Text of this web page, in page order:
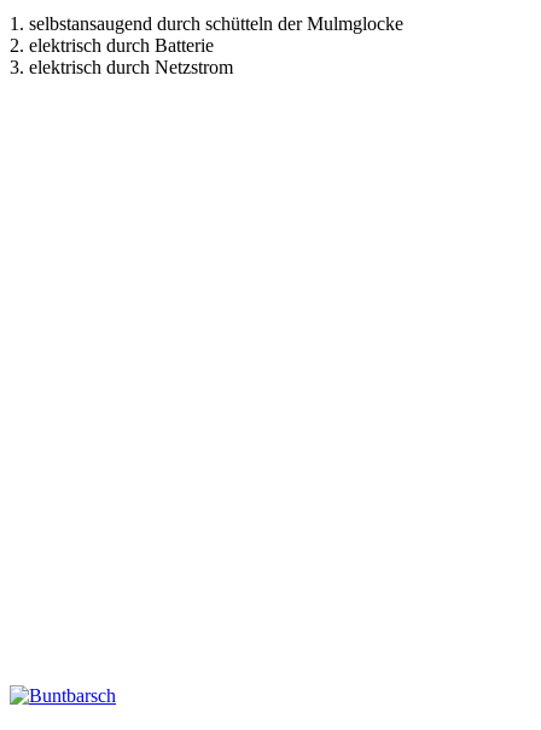
1. selbstansaugend durch schütteln der Mulmglocke
2. elektrisch durch Batterie
3. elektrisch durch Netzstrom